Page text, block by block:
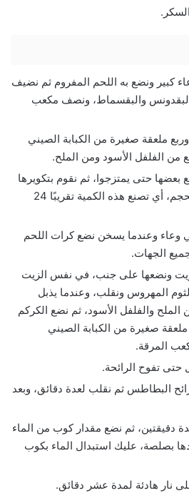
كبير ونضع به اللحم المفروم ثم نضيف
والبقسماط، ونصف مكعب
وربع ملعقة صغيرة من الكبابة الصيني
من الفلفل الأسود ومن الملح.
حتى يمتزجوا، ثم نقوم بتكويرها
إلى كرات متوسطة الحجم، أي تصنع هذه الكمية تقريبًا 24
وعاء وعندما يسخن نضع كرات اللحم
الجهات.
ونضعها على جنب، في نفس الزيت
المهروس ونقلب، وعندما يذبل
الملح والفلفل الأسود، ثم نضع الكركم
صغيرة من الكبابة الصيني
المرقة.
حتى تفوح الرائحة.
البطاطس ثم نقلب لعدة دقائق، وبعد
دقيقتين، ثم نضع مقدار كوب من الماء
بصلصة، عليك استبدال الماء بكوب
نار هادئة لمدة عشر دقائق.